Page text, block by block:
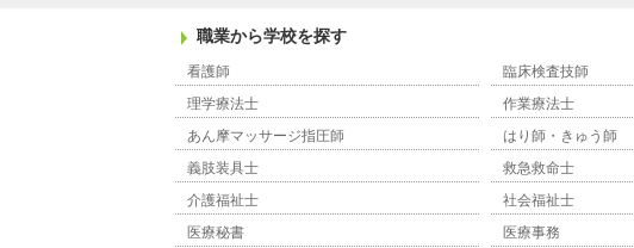
職業から学校を探す
看護師 臨床検査技師
理学療法士
作業療法士
あん摩マッサージ指圧師
はり師・きゅう師
義肢装具士
救急救命士
介護福祉士
社会福祉士
医療秘書
医療事務